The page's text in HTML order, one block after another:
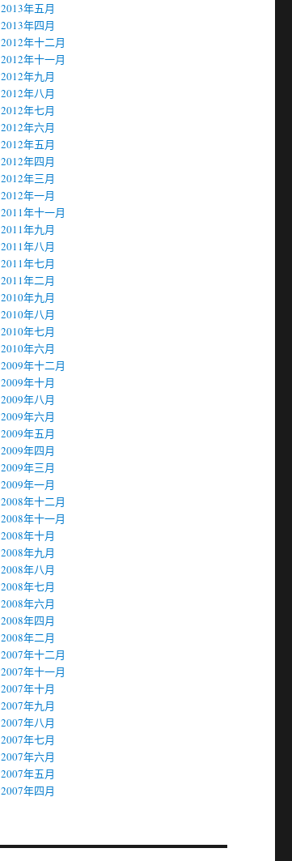
2013年五月
2013年四月
2012年十二月
2012年十一月
2012年九月
2012年八月
2012年七月
2012年六月
2012年五月
2012年四月
2012年三月
2012年一月
2011年十一月
2011年九月
2011年八月
2011年七月
2011年二月
2010年九月
2010年八月
2010年七月
2010年六月
2009年十二月
2009年十月
2009年八月
2009年六月
2009年五月
2009年四月
2009年三月
2009年一月
2008年十二月
2008年十一月
2008年十月
2008年九月
2008年八月
2008年七月
2008年六月
2008年四月
2008年二月
2007年十二月
2007年十一月
2007年十月
2007年九月
2007年八月
2007年七月
2007年六月
2007年五月
2007年四月